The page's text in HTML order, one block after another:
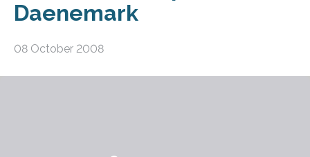
Daenemark
08 October 2008